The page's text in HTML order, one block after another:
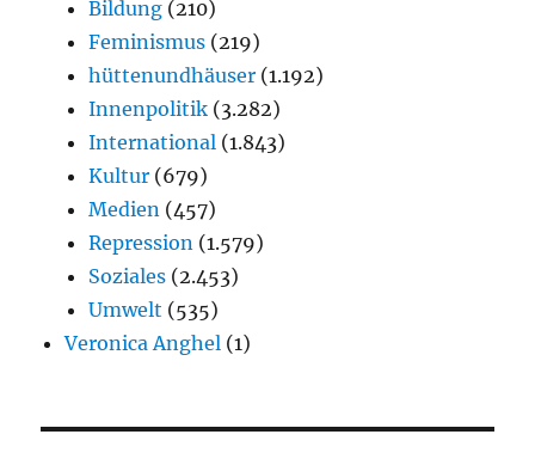
Bildung (210)
Feminismus (219)
hüttenundhäuser (1.192)
Innenpolitik (3.282)
International (1.843)
Kultur (679)
Medien (457)
Repression (1.579)
Soziales (2.453)
Umwelt (535)
Veronica Anghel (1)